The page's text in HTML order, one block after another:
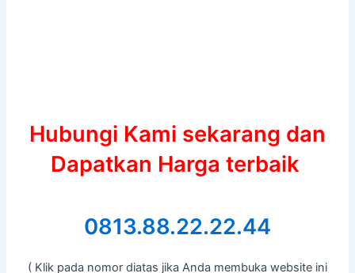
Hubungi Kami sekarang dan
Dapatkan Harga terbaik
0813.88.22.22.44
( Klik pada nomor diatas jika Anda membuka website ini